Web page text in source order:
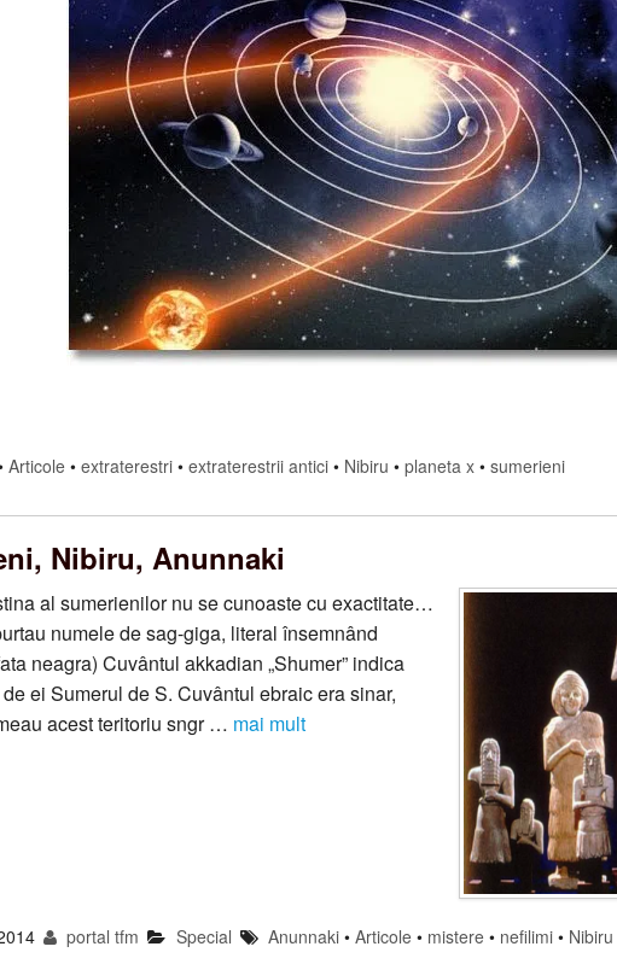
Articole •extraterestri •extraterestrii antici • Nibiru •planeta x •sumerieni
Nibiru, Anunnaki
al sumerienilor nu se cunoaste cu exactitate…
numele de sag-giga, literal însemnând
neagra) Cuvântul akkadian „Shumer” indica
ei Sumerul de S. Cuvântul ebraic era sinar,
acest teritoriu sngr … mai mult
portal tfm Special Anunnaki• Articole• mistere• nefilimi• Nibiru